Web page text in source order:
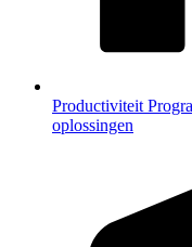
Productiviteit
oplossingen